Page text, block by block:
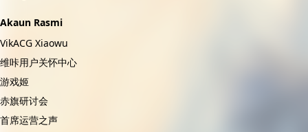
Akaun Rasmi
VikACG Xiaowu
维咔用户关怀中心
游戏姬
赤旗研讨会
首席运营之声